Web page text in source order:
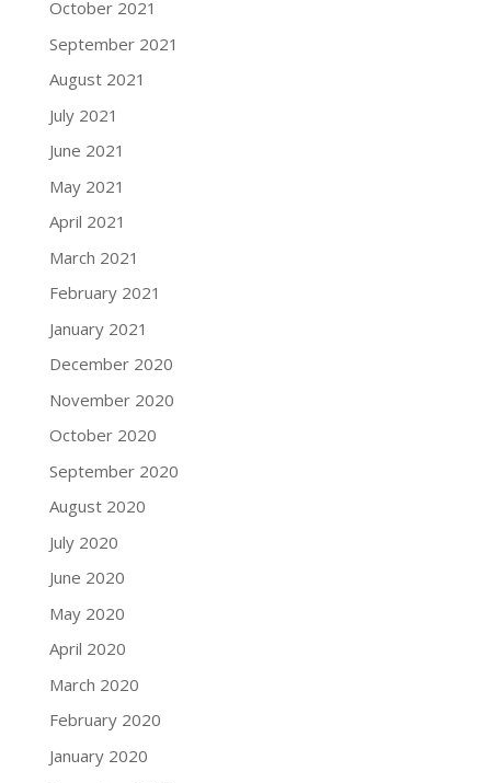
October 2021
September 2021
August 2021
July 2021
June 2021
May 2021
April 2021
March 2021
February 2021
January 2021
December 2020
November 2020
October 2020
September 2020
August 2020
July 2020
June 2020
May 2020
April 2020
March 2020
February 2020
January 2020